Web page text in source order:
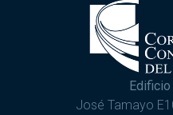
Edificio
José Tamayo